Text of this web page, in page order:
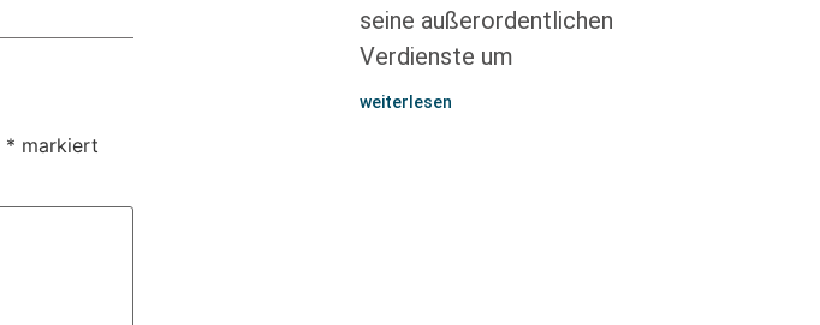
* markiert
seine außerordentlichen
Verdienste um
weiterlesen